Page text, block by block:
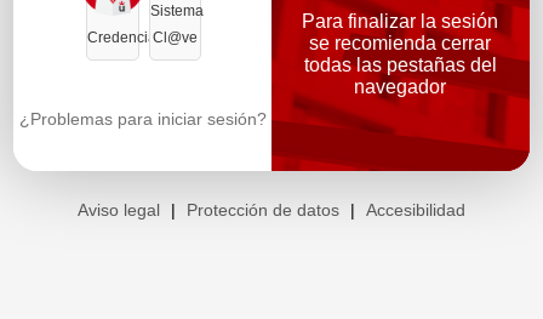
Credenciales
Sistema
Cl@ve
¿Problemas para iniciar sesión?
Para finalizar la sesión
se recomienda cerrar
todas las pestañas del
navegador
Aviso legal | Protección de datos | Accesibilidad